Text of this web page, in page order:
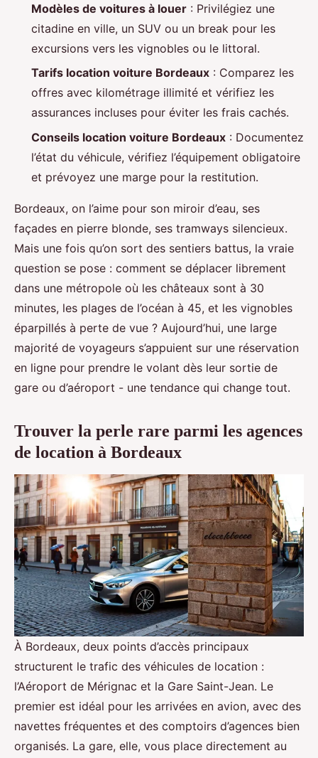
Modèles de voitures à louer : Privilégiez une
citadine en ville, un SUV ou un break pour les
excursions vers les vignobles ou le littoral.
Tarifs location voiture Bordeaux : Comparez les
offres avec kilométrage illimité et vérifiez les
assurances incluses pour éviter les frais cachés.
Conseils location voiture Bordeaux : Documentez
l’état du véhicule, vérifiez l’équipement obligatoire
et prévoyez une marge pour la restitution.
Bordeaux, on l’aime pour son miroir d’eau, ses
façades en pierre blonde, ses tramways silencieux.
Mais une fois qu’on sort des sentiers battus, la vraie
question se pose : comment se déplacer librement
dans une métropole où les châteaux sont à 30
minutes, les plages de l’océan à 45, et les vignobles
éparpillés à perte de vue ? Aujourd’hui, une large
majorité de voyageurs s’appuient sur une réservation
en ligne pour prendre le volant dès leur sortie de
gare ou d’aéroport - une tendance qui change tout.
Trouver la perle rare parmi les agences
de location à Bordeaux
À Bordeaux, deux points d’accès principaux
structurent le trafic des véhicules de location :
l’Aéroport de Mérignac et la Gare Saint-Jean. Le
premier est idéal pour les arrivées en avion, avec des
navettes fréquentes et des comptoirs d’agences bien
organisés. La gare, elle, vous place directement au